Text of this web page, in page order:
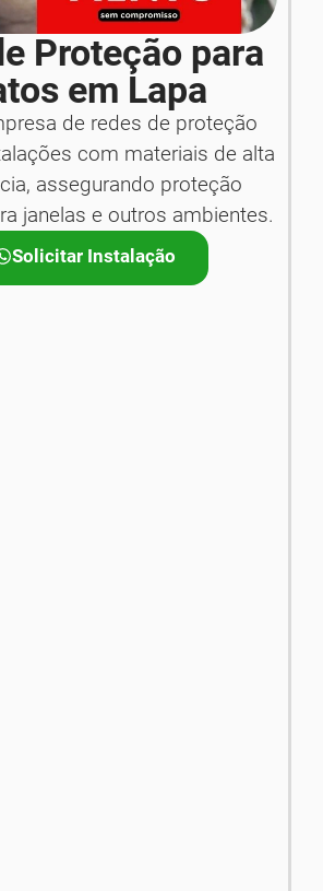
Proteção para
em Lapa
de redes de proteção
com materiais de alta
assegurando proteção
janelas e outros ambientes.
Solicitar Instalação